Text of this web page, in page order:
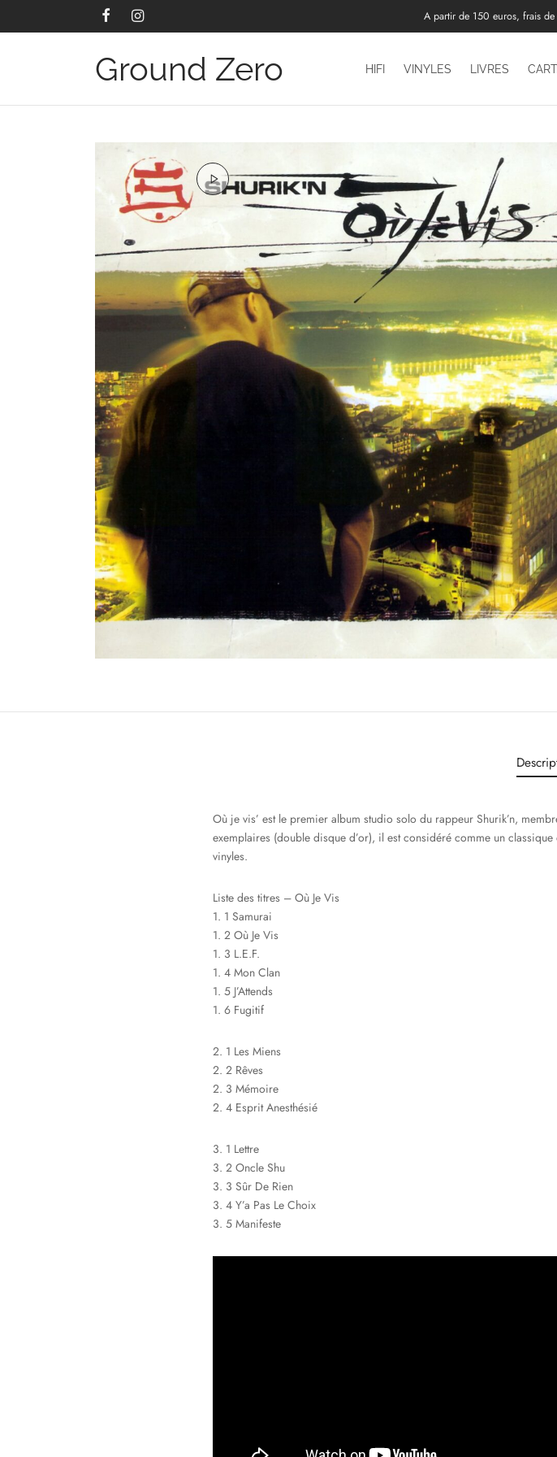
A partir de 150 euros, frais
Ground Zero HIFI VINYLES LIVRES
Où je vis’ est le premier album studio solo du rappeur Shurik’n,
exemplaires (double disque d’or), il est considéré comme un
vinyles.
Liste des titres – Où Je Vis
1. 1 Samurai
1. 2 Où Je Vis
1. 3 L.E.F.
1. 4 Mon Clan
1. 5 J’Attends
1. 6 Fugitif
2. 1 Les Miens
2. 2 Rêves
2. 3 Mémoire
2. 4 Esprit Anesthésié
3. 1 Lettre
3. 2 Oncle Shu
3. 3 Sûr De Rien
3. 4 Y’a Pas Le Choix
3. 5 Manifeste